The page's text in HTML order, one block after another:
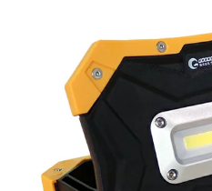
重 量:約0.45kg 材質:アルミニ
ボディカラー:黒＋黄色 保
電時：0〜45℃ 作業時：-
使用 角度調整:前後180° セッ
器 * 1(品番：ZC02-S)、保証
小売価格はメーカーサイト
これもオススメ★★オススメ
コンパクト・小型】 コンパ
が0.45Kg、カバンに入れて